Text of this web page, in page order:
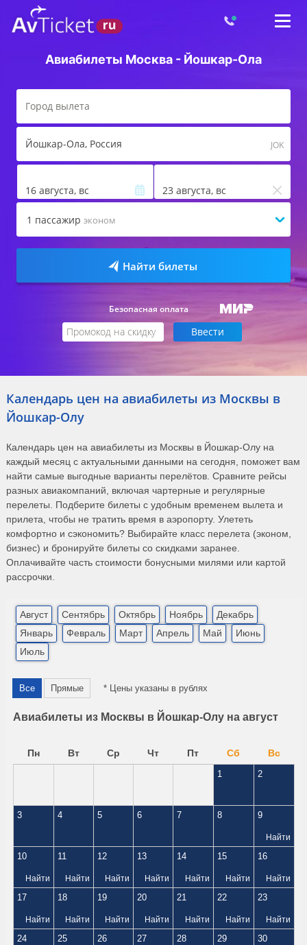
Авиабилеты Москва - Йошкар-Ола
Йошкар-Ола, Россия JOK
16 августа, вс 23 августа, вс
1 пассажир эконом
Найти билеты
Безопасная оплата
Календарь цен на авиабилеты из Москвы в
Йошкар-Олу
Календарь цен на авиабилеты из Москвы в Йошкар-Олу на
каждый месяц с актуальными данными на сегодня, поможет вам
найти самые выгодные варианты перелётов. Сравните рейсы
разных авиакомпаний, включая чартерные и регулярные
перелеты. Подберите билеты с удобным временем вылета и
прилета, чтобы не тратить время в аэропорту. Улететь
комфортно и сэкономить? Выбирайте класс перелета (эконом,
бизнес) и бронируйте билеты со скидками заранее.
Оплачивайте часть стоимости бонусными милями или картой
рассрочки.
Август Сентябрь Октябрь Ноябрь
Декабрь
Январь
Февраль Март Апрель Май
Июнь
Июль
Все Прямые * Цены указаны в рублях
Авиабилеты из Москвы в Йошкар-Олу на август
Пн Вт Ср Чт Пт Сб Вс
1 2
3 4 5 6 7 8 9
Найти
10
Найти
11
Найти
12
Найти
13
Найти
14
Найти
15
Найти
16
Найти
17
Найти
18
Найти
19
Найти
20
Найти
21
Найти
22
Найти
23
Найти
24 25 26 27 28 29 30